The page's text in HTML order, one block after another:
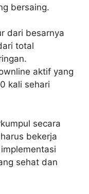
bersaing.
dari besarnya
total
aktif yang
kali sehari
secara
bekerja
sehat dan